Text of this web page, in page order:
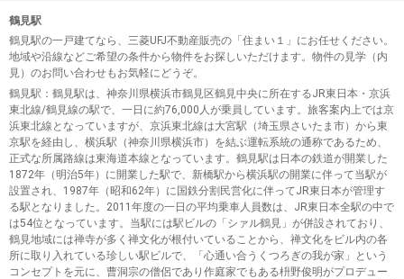
鶴見駅
鶴見駅の一戸建てなら、三菱UFJ不動産販売の「住まい１」にお任せください。
地域や沿線などご希望の条件から物件をお探しいただけます。物件の見学（内
見）のお問い合わせもお気軽にどうぞ。
鶴見駅 ：鶴見駅は、神奈川県横浜市鶴見区鶴見中央に所在するJR東日本・京浜
東北線/鶴見線の駅で、一日に約76,000人が乗員しています。旅客案内上では京
浜東北線となっていますが、京浜東北線は大宮駅（埼玉県さいたま市）から東
京駅を経由し、横浜駅（神奈川県横浜市）を結ぶ運転系統の通称であるため、
正式な所属路線は東海道本線となっています。鶴見駅は日本の鉄道が開業した
1872年（明治5年）に開業した駅で、新橋駅から横浜駅の開業に伴って当駅が
設置され、1987年（昭和62年）に国鉄分割民営化に伴ってJR東日本が管理す
る駅となりました。2011年度の一日の平均乗車人員数は、JR東日本全駅の中で
は54位となっています。当駅には駅ビルの「シァル鶴見」が併設されており、
鶴見地域には禅寺が多く禅文化が根付いていることから、禅文化をビル内の各
所に取り入れている珍しい駅ビルで、「心通い合うくつろぎの我が家」という
コンセプトを元に、曹洞宗の僧侶であり作庭家でもある枡野俊明がプロデュー